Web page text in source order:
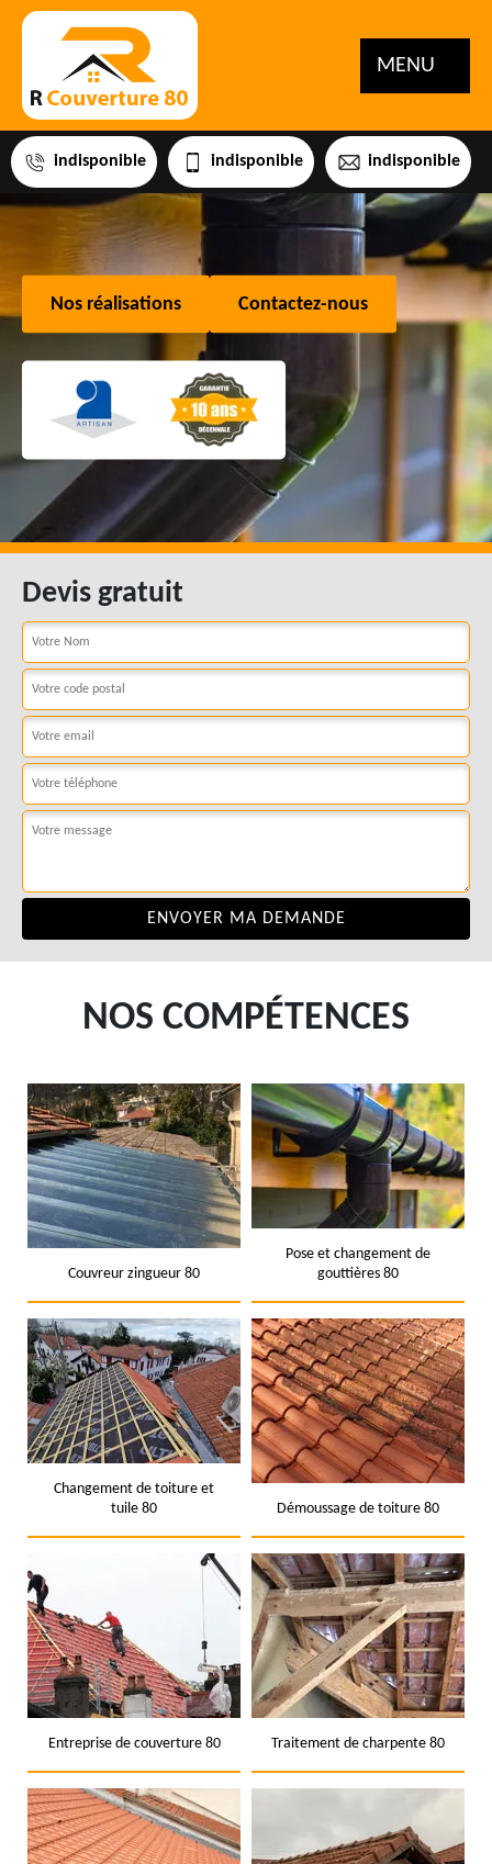
MENU
indisponible indisponible indisponible
Nos réalisations Contactez-nous
Devis gratuit
NOS COMPÉTENCES
Couvreur zingueur 80
Pose et changement de
gouttières 80
Changement de toiture et
tuile 80
Démoussage de toiture 80
Entreprise de couverture 80 Traitement de charpente 80